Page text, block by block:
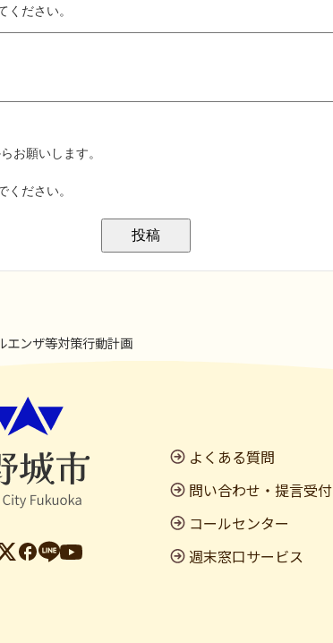
エンザ等対策行動計画
よくある質問
問い合わせ・提言受付
コールセンター
週末窓口サービス